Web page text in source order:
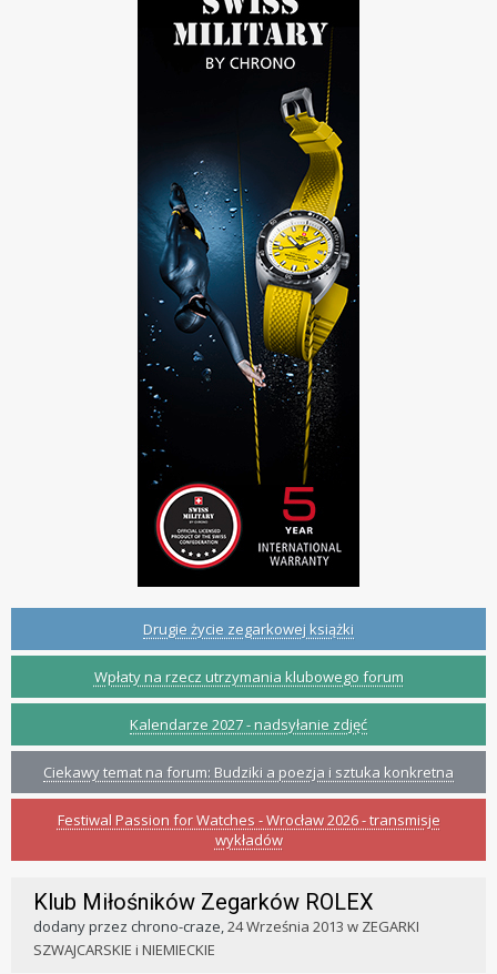
Drugie życie zegarkowej książki
Wpłaty na rzecz utrzymania klubowego forum
Kalendarze 2027 - nadsyłanie zdjęć
Ciekawy temat na forum: Budziki a poezja i sztuka konkretna
Festiwal Passion for Watches - Wrocław 2026 - transmisje
wykładów
Klub Miłośników Zegarków ROLEX
dodany przez chrono-craze,24 Września 2013 w ZEGARKI
SZWAJCARSKIE i NIEMIECKIE